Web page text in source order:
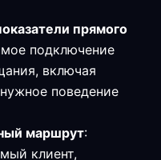
прямого
подключение
включая
поведение
маршрут:
клиент,